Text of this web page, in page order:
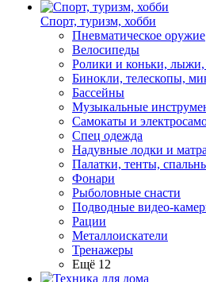
Спорт, туризм, хобби
Пневматическое оружие
Велосипеды
Ролики и коньки, лыжи,
Бинокли, телескопы,
Бассейны
Музыкальные
Самокаты и
Спец одежда
Надувные лодки и
Палатки, тенты,
Фонари
Рыболовные снасти
Подводные видео-
Рации
Металлоискатели
Тренажеры
Ещё 12